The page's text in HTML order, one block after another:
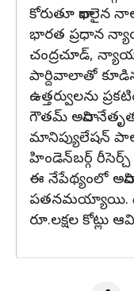
కోరుతూ దాఖలైన
భారత ప్రధాన
చంద్రచూడ్,
పార్దివాలాతో
ఉత్తర్వులను
గౌతమ్ అదాని
మానిప్యులేషన్‌
హిండెన్‌బర్గ్
ఈ నేపేథ్యంలో
పతనమయ్యాయి.
రూ.లక్షల